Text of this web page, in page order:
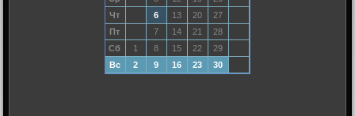
Чт
6 13 20
27
Пт
7 14 21
28
Сб
1 8 15 22
29
Вс
2 9 16 23 30